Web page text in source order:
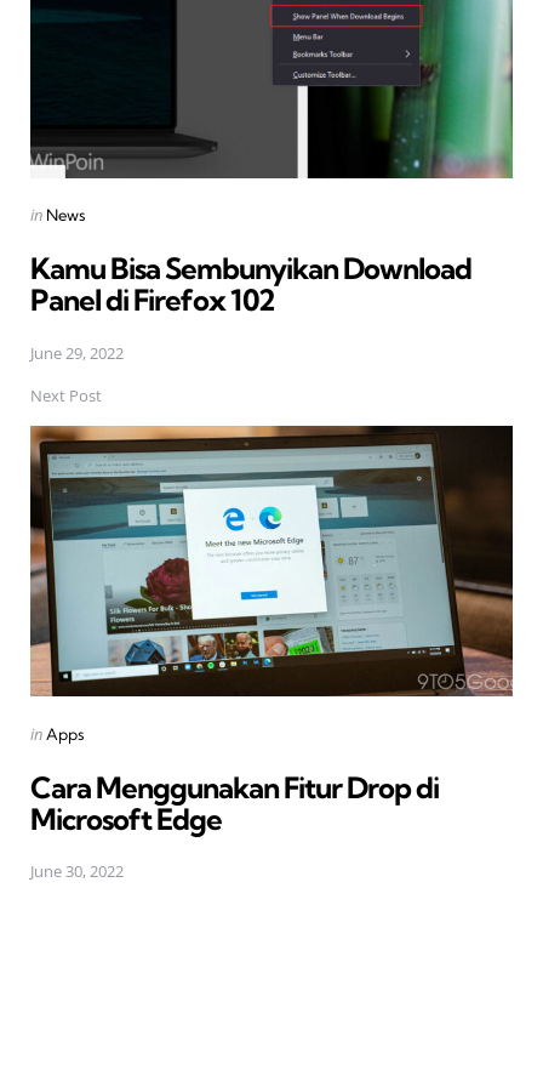
Posted
in News
Kamu Bisa Sembunyikan Download
Panel di Firefox 102
June 29, 2022
Next Post
Posted
inApps
Cara Menggunakan Fitur Drop di
Microsoft Edge
June 30, 2022